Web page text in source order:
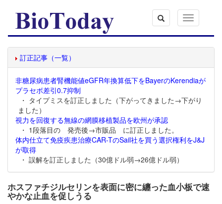
Toggle
navigation
訂正記事（一覧）
非糖尿病患者腎機能値eGFR年換算低下をBayerのKerendiaが
プラセボ差引0.7抑制
・ タイプミスを訂正しました（下がってきました→下がり
ました）
視力を回復する無線の網膜移植製品を欧州が承認
・ 1段落目の 発売後→市販品 に訂正しました。
体内仕立て免疫疾患治療CAR-TのSail社を買う選択権利をJ&J
が取得
・ 誤解を訂正しました（30億ドル弱→26億ドル弱）
ホスファチジルセリンを表面に密に纏った血小板で速
やかな止血を促しうる